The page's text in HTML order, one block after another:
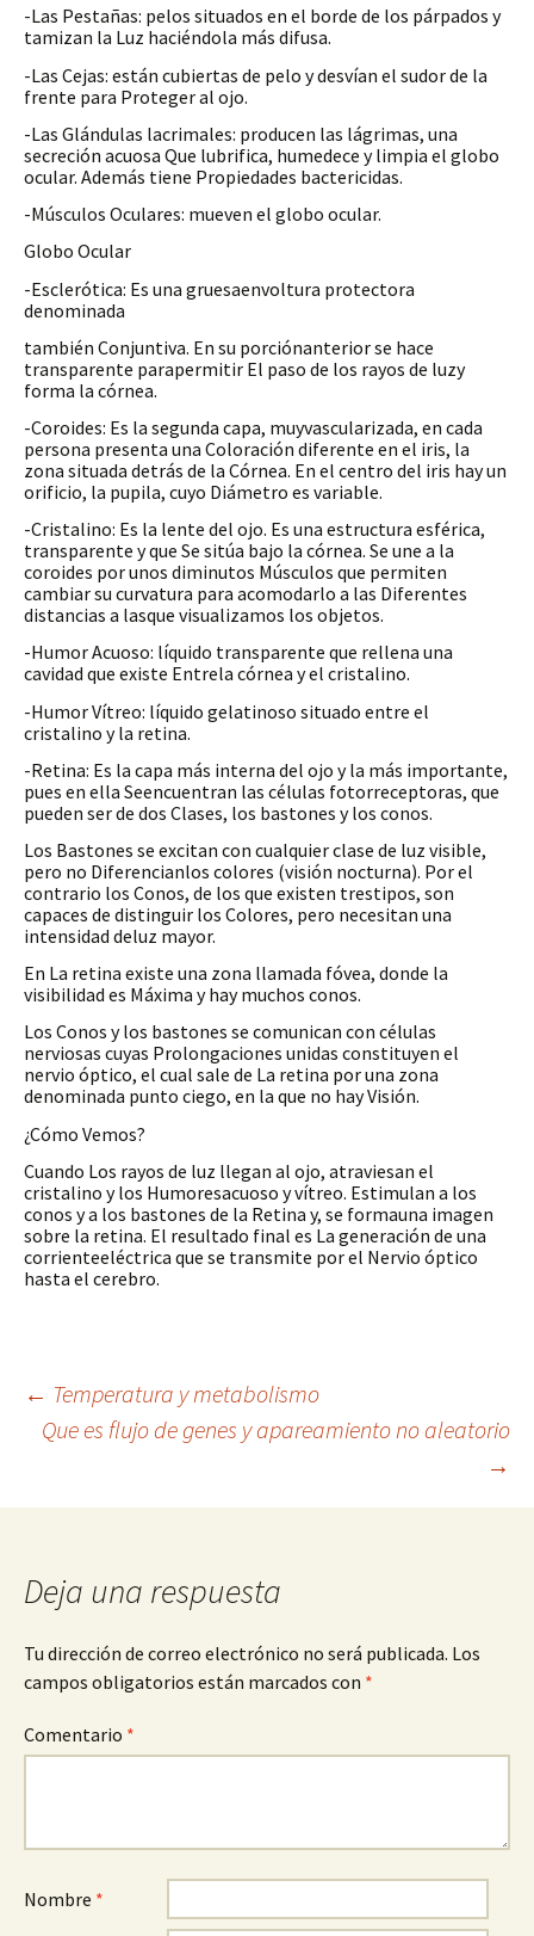
-Las Pestañas: pelos situados en el borde de los párpados y
tamizan la Luz haciéndola más difusa.
-Las Cejas: están cubiertas de pelo y desvían el sudor de la
frente para Proteger al ojo.
-Las Glándulas lacrimales: producen las lágrimas, una
secreción acuosa Que lubrifica, humedece y limpia el globo
ocular. Además tiene Propiedades bactericidas.
-Músculos Oculares: mueven el globo ocular.
Globo Ocular
-Esclerótica: Es una gruesaenvoltura protectora
denominada
también Conjuntiva. En su porciónanterior se hace
transparente parapermitir El paso de los rayos de luzy
forma la córnea.
-Coroides: Es la segunda capa, muyvascularizada, en cada
persona presenta una Coloración diferente en el iris, la
zona situada detrás de la Córnea. En el centro del iris hay un
orificio, la pupila, cuyo Diámetro es variable.
-Cristalino: Es la lente del ojo. Es una estructura esférica,
transparente y que Se sitúa bajo la córnea. Se une a la
coroides por unos diminutos Músculos que permiten
cambiar su curvatura para acomodarlo a las Diferentes
distancias a lasque visualizamos los objetos.
-Humor Acuoso: líquido transparente que rellena una
cavidad que existe Entrela córnea y el cristalino.
-Humor Vítreo: líquido gelatinoso situado entre el
cristalino y la retina.
-Retina: Es la capa más interna del ojo y la más importante,
pues en ella Seencuentran las células fotorreceptoras, que
pueden ser de dos Clases, los bastones y los conos.
Los Bastones se excitan con cualquier clase de luz visible,
pero no Diferencianlos colores (visión nocturna). Por el
contrario los Conos, de los que existen trestipos, son
capaces de distinguir los Colores, pero necesitan una
intensidad deluz mayor.
En La retina existe una zona llamada fóvea, donde la
visibilidad es Máxima y hay muchos conos.
Los Conos y los bastones se comunican con células
nerviosas cuyas Prolongaciones unidas constituyen el
nervio óptico, el cual sale de La retina por una zona
denominada punto ciego, en la que no hay Visión.
¿Cómo Vemos?
Cuando Los rayos de luz llegan al ojo, atraviesan el
cristalino y los Humoresacuoso y vítreo. Estimulan a los
conos y a los bastones de la Retina y, se formauna imagen
sobre la retina. El resultado final es La generación de una
corrienteeléctrica que se transmite por el Nervio óptico
hasta el cerebro.
Navegación
← Temperatura y metabolismo
Que es flujo de genes y apareamiento no aleatorio
→
Deja una respuesta
Tu dirección de correo electrónico no será publicada. Los
campos obligatorios están marcados con *
Comentario *
Nombre *